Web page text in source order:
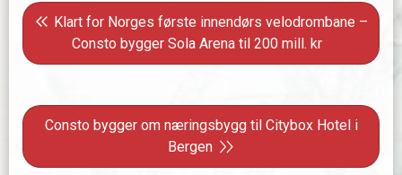
Innleggsnavigasjon
Forrige innlegg: Klart for Norges første innendørs
Klart for Norges første innendørs velodrombane –
Consto bygger Sola Arena til 200 mill. kr
Neste innlegg: Consto bygger om næringsbygg til
Consto bygger om næringsbygg til Citybox Hotel i
Bergen